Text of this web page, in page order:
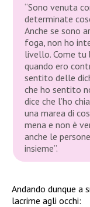
“Sono venuta
determinate
Anche se sono
foga, non ho
livello. Come tu
quando ero
sentito delle
che ho sentito
dice che l’ho
una marea di
mena e non è
anche le
insieme”.
Andando dunque a
lacrime agli occhi: